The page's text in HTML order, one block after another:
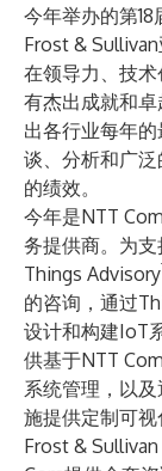
今年举办的第
Frost &
在领导力、技
有杰出成就和
出各行业每年
谈、分析和广
的绩效。
今年是NTT
务提供商。为
Things Advisory
的咨询，通过
设计和构建IoT
供基于NTT
系统管理，以
施提供定制可视
Frost &